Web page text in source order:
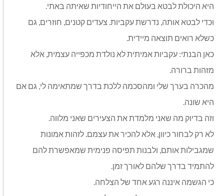
היא היכולת לבטא בעולם את הייחודיות שאיתה באתי.
וכדי לבטא אותה, נדרשת עקביות. צעדים קטנים, חוזרים, גם
כשלא רואים תוצאה מיידית.
כאן הבנתי: עקביות אמיתית לא נולדת מכפייה עצמית, אלא
מזהות ברורה.
מהכרה בערך שלי ומהסכמה ללכת בדרך שמתאימה לי, גם אם
היא שונה.
וזה בדיוק מה שאני מלמדת את הצעירים שאני מלווה.
לא רק לבחור כיוון, אלא להכיר את עצמם. לזהות אמונות
שמגבילות אותם, ולבנות תפיסה פנימית שמאפשרת להם
להתמיד בדרך שלהם לאורך זמן.
כי הגשמה איננה רגע אחד של הצלחה.